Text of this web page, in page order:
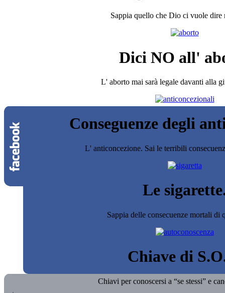
Sappia quello che Dio ci vuole dire
Dici NO all'
L' aborto mai sarà legale davanti alla
Conseguenze degli
L' anticoncezione. Sai le terribili
Le
Sappia delle consecuenze mortali di
Chiave di
Chiavi per conoscersi a “se stessi” e